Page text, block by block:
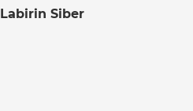
Labirin Siber